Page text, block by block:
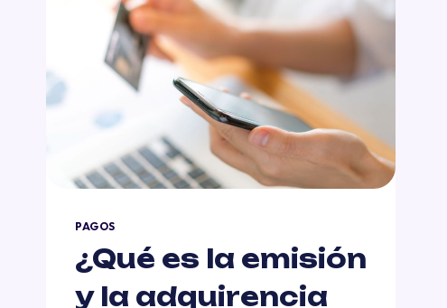
PAGOS
¿Qué es la emisión
y la adquirencia